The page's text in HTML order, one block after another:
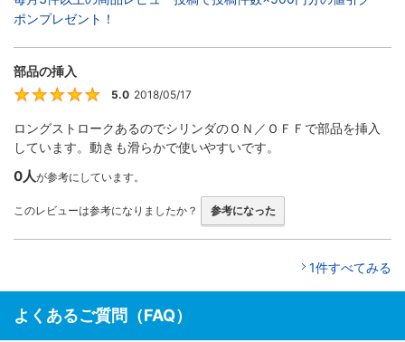
ポンプレゼント！
部品の挿入
5.0 2018/05/17
ロングストロークあるのでシリンダのＯＮ／ＯＦＦで部品を挿入
しています。動きも滑らかで使いやすいです。
0人が参考にしています。
このレビューは参考になりましたか？ 参考になった
1件すべてみる
よくあるご質問（FAQ）